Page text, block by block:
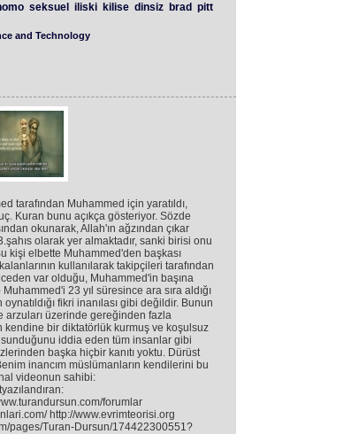
seksuel iliski kilise dinsiz brad pitt
and Technology
tarafından Muhammed için yaratıldı,
Kuran bunu açıkça gösteriyor. Sözde
okunarak, Allah'ın ağzından çıkar
olarak yer almaktadır, sanki birisi onu
kişi elbette Muhammed'den başkası
kullanılarak takipçileri tarafından
var olduğu, Muhammed'in başına
23 yıl süresince ara sıra aldığı
fikri inanılası gibi değildir. Bunun
arzuları üzerinde gereğinden fazla
bir diktatörlük kurmuş ve koşulsuz
iddia eden tüm insanlar gibi
başka hiçbir kanıtı yoktu. Dürüst
inancım müslümanların kendilerini bu
videonun sahibi:
forumlar
http://www.evrimteorisi.org
pages/Turan-Dursun/174422300551?